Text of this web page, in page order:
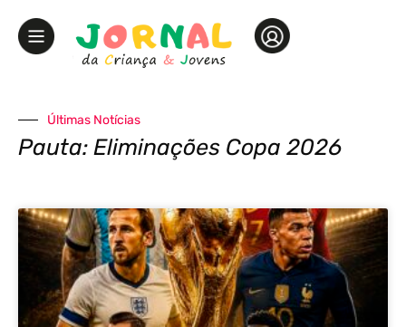
Últimas Notícias
Pauta: Eliminações Copa 2026